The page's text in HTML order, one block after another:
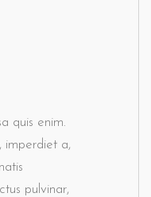
quis enim.
imperdiet a,
pulvinar,